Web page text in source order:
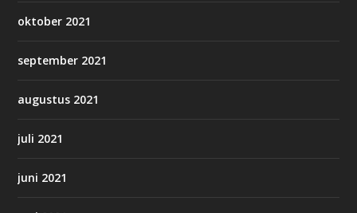
oktober 2021
september 2021
augustus 2021
juli 2021
juni 2021